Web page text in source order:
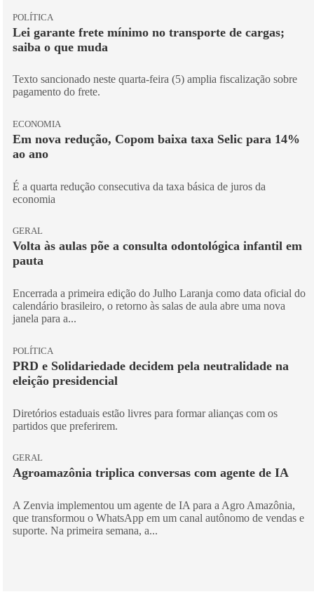
POLÍTICA
Lei garante frete mínimo no transporte de cargas;
saiba o que muda
Texto sancionado neste quarta-feira (5) amplia fiscalização sobre
pagamento do frete.
ECONOMIA
Em nova redução, Copom baixa taxa Selic para 14%
ao ano
É a quarta redução consecutiva da taxa básica de juros da
economia
GERAL
Volta às aulas põe a consulta odontológica infantil em
pauta
Encerrada a primeira edição do Julho Laranja como data oficial do
calendário brasileiro, o retorno às salas de aula abre uma nova
janela para a...
POLÍTICA
PRD e Solidariedade decidem pela neutralidade na
eleição presidencial
Diretórios estaduais estão livres para formar alianças com os
partidos que preferirem.
GERAL
Agroamazônia triplica conversas com agente de IA
A Zenvia implementou um agente de IA para a Agro Amazônia,
que transformou o WhatsApp em um canal autônomo de vendas e
suporte. Na primeira semana, a...